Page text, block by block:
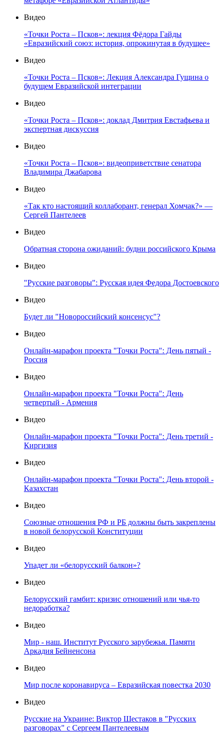
Видео
«Точки Роста – Псков»: лекция Фёдора Гайды
«Евразийский союз: история, опрокинутая в будущее»
Видео
«Точки Роста – Псков»: Лекция Александра Гущина о
будущем Евразийской интеграции
Видео
«Точки Роста – Псков»: доклад Дмитрия Евстафьева и
экспертная дискуссия
Видео
«Точки Роста – Псков»: видеоприветствие сенатора
Владимира Джабарова
Видео
«Так кто настоящий коллаборант, генерал Хомчак?» —
Сергей Пантелеев
Видео
Обратная сторона ожиданий: будни российского Крыма
Видео
"Русские разговоры": Русская идея Федора Достоевского
Видео
Будет ли "Новороссийский консенсус"?
Видео
Онлайн-марафон проекта "Точки Роста": День пятый -
Россия
Видео
Онлайн-марафон проекта "Точки Роста": День
четвертый - Армения
Видео
Онлайн-марафон проекта "Точки Роста": День третий -
Киргизия
Видео
Онлайн-марафон проекта "Точки Роста": День второй -
Казахстан
Видео
Союзные отношения РФ и РБ должны быть закреплены
в новой белорусской Конституции
Видео
Упадет ли «белорусский балкон»?
Видео
Белорусский гамбит: кризис отношений или чья-то
недоработка?
Видео
Мир - наш. Институт Русского зарубежья. Памяти
Аркадия Бейненсона
Видео
Мир после коронавируса – Евразийская повестка 2030
Видео
Русские на Украине: Виктор Шестаков в "Русских
разговорах" с Сергеем Пантелеевым